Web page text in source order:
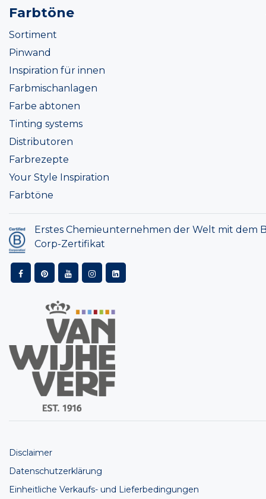
Farbtöne
Sortiment
Pinwand
Inspiration für innen
Farbmischanlagen
Farbe abtonen
Tinting systems
Distributoren
Farbrezepte
Your Style Inspiration
Farbtöne
Erstes Chemieunternehmen der Welt mit dem
Corp-Zertifikat
Disclaimer
Datenschutzerklärung
Einheitliche Verkaufs- und Lieferbedingungen